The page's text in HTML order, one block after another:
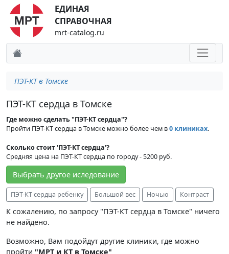
ЕДИНАЯ
СПРАВОЧНАЯ
mrt-catalog.ru
ПЭТ-КТ в Томске
ПЭТ-КТ сердца в Томске
Где можно сделать "ПЭТ-КТ сердца"?
Пройти ПЭТ-КТ сердца в Томске можно более чем в0 клиниках.
Сколько стоит 'ПЭТ-КТ сердца'?
Средняя цена на ПЭТ-КТ сердца по городу - 5200 руб.
Выбрать другое иследование
ПЭТ-КТ сердца ребенку Большой вес Ночью Контраст
К сожалению, по запросу "ПЭТ-КТ сердца в Томске" ничего
не найдено.
Возможно, Вам подойдут другие клиники, где можно
пройти "МРТ и КТ в Томске"